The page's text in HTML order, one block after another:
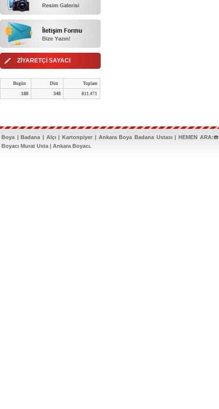
ZİYARETÇİ SAYACI
Bugün Dün Toplam
188 348 811.471
Boya | Badana | Alçı | Kartonpiyer | Ankara Boya Badana Ustası | HEMEN
Boyacı Murat Usta | Ankara Boyacı.